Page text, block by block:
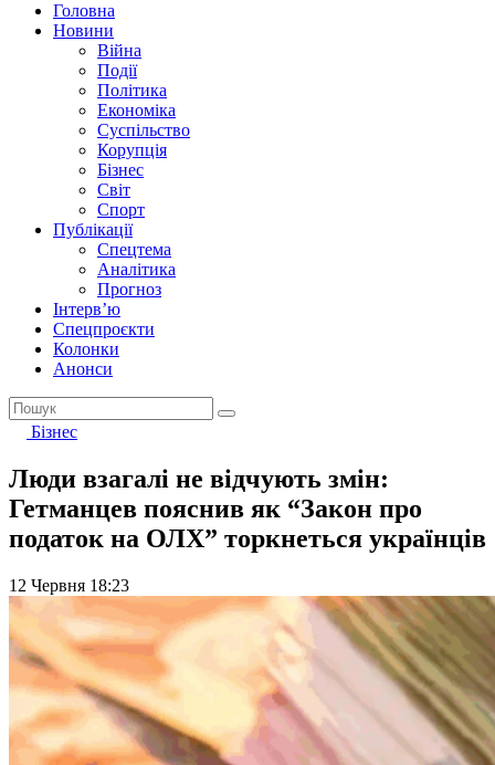
Головна
Новини
Війна
Події
Політика
Економіка
Суспільство
Корупція
Бізнес
Світ
Спорт
Публікації
Спецтема
Аналітика
Прогноз
Інтерв’ю
Спецпроєкти
Колонки
Анонси
Бізнес
Люди взагалі не відчують змін:
Гетманцев пояснив як “Закон про
податок на ОЛХ” торкнеться українців
12 Червня 18:23